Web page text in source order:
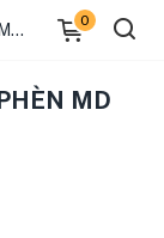
ATISO ĐỎ MẬT ONG ĐƯỜNG PHÈN MD GREEN FOODS – 480GR
0
MD